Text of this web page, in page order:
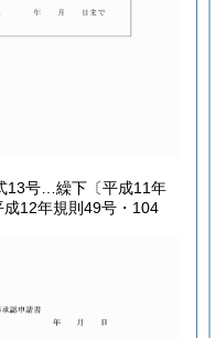
13号…繰下〔平成11年
12年規則49号・104